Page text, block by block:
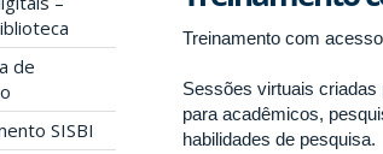
de
SISBI
Treinamento com
Sessões virtuais criadas
para acadêmicos,
habilidades de pesquisa.